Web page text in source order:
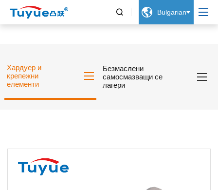
  Bulgarian
Хардуер и
крепежни
елементи
Безмаслени
самосмазващи се
лагери